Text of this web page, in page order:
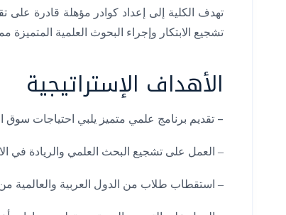
تهدف الكلية إلى إعداد كوادر مؤهلة قادرة
تشجيع الابتكار وإجراء البحوث العلمية
الأهداف الإستراتيجية
– تقديم برنامج علمي متميز يلبي احتياجات سوق
– العمل على تشجيع البحث العلمي والريادة في
– استقطاب طلاب من الدول العربية والعالمية